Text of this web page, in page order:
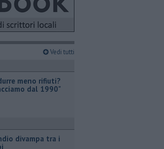
Vedi tutti
meno rifiuti?
dal 1990"
divampa tra i